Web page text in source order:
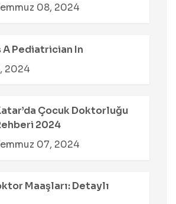
08, 2024
A Pediatrician In
2024
Çocuk Doktorluğu
2024
07, 2024
Maaşları: Detaylı